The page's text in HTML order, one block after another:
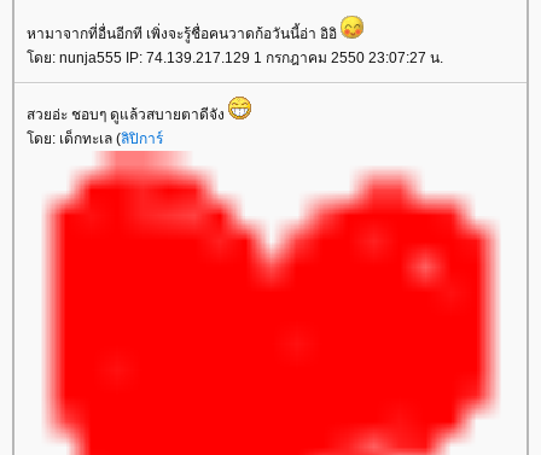
หามาจากที่อื่นอีกที เพิ่งจะรู้ชื่อคนวาดก้อวันนี้อ่า อิอิ
ดย: nunja555 IP: 74.139.217.129 1 กรกฎาคม 2550 23:07:27 น.
สวยอ่ะ ชอบๆ ดูแล้วสบายตาดีจัง
ดย: เด็กทะเล (ลิปิการ์